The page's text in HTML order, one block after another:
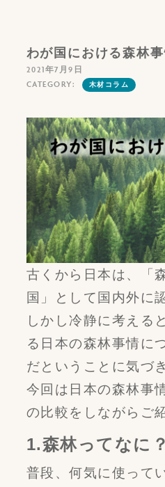
わが国における森林
2021年7月9日
CATEGORY:
木材コラム
古くから日本は、「
国」として国内外に
しかし冷静に考える
る日本の森林事情に
だということに気づ
今回は日本の森林事
の比較をしながらご
1.森林ってなに？
普段、何気に使って